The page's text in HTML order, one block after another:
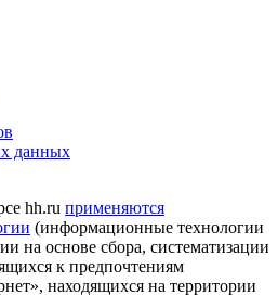
данных
hh.ru применяются
(информационные технологии
на основе сбора, систематизации
к предпочтениям
находящихся на территории